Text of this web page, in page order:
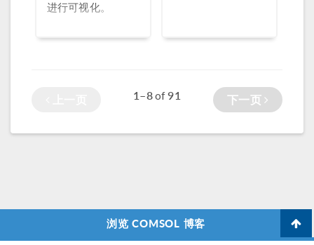
进行可视化。
1–8of91 下一页
浏览 COMSOL 博客